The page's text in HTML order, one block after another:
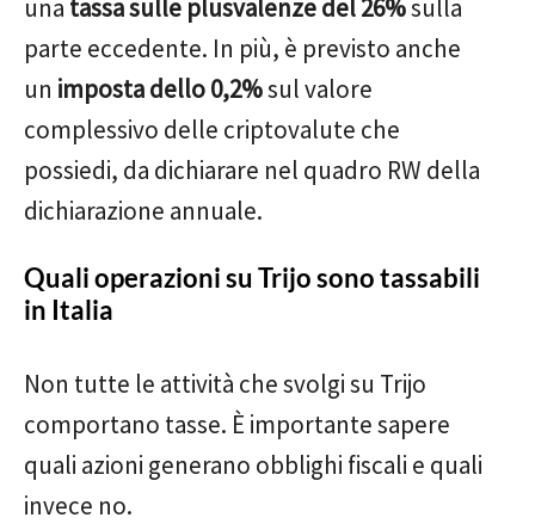
una tassa sulle plusvalenze del 26%sulla
parte eccedente. In più, è previsto anche
un imposta dello 0,2%sul valore
complessivo delle criptovalute che
possiedi, da dichiarare nel quadro RW della
dichiarazione annuale.
Quali operazioni su Trijo sono tassabili
in Italia
Non tutte le attività che svolgi su Trijo
comportano tasse. È importante sapere
quali azioni generano obblighi fiscali e quali
invece no.